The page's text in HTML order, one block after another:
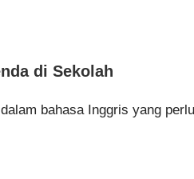
di Sekolah
bahasa Inggris yang